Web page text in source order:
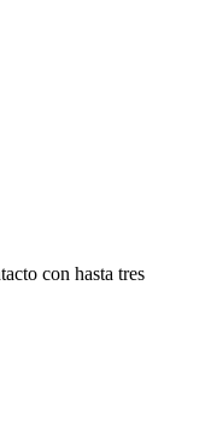
con hasta tres